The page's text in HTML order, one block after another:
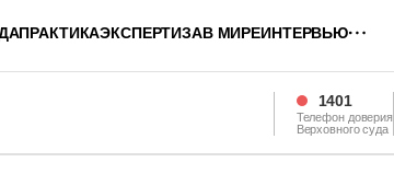
ПРАКТИКАЭКСПЕРТИЗАВ МИРЕИНТЕРВЬЮ
1401
Телефон доверия
Верховного суда